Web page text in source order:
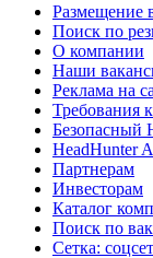
Размещение
Поиск по
О компании
Наши
Реклама на
Требования
Безопасный
HeadHunter
Партнерам
Инвесторам
Каталог
Поиск по
Сетка: